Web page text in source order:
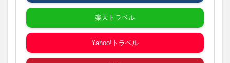
楽天トラベル
Yahoo!トラベル